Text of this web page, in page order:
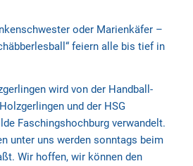
oder Marienkäfer –
feiern alle bis tief in
wird von der Handball-
und der HSG
Faschingshochburg verwandelt.
unter uns werden sonntags beim
Wir hoffen, wir können den